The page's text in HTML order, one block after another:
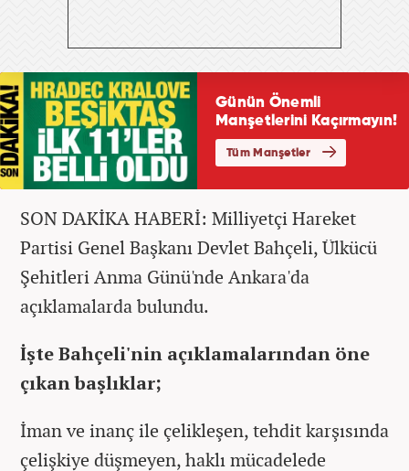
SON DAKİKA HABERİ: Milliyetçi Hareket
Partisi Genel Başkanı Devlet Bahçeli, Ülkücü
Şehitleri Anma Günü'nde Ankara'da
açıklamalarda bulundu.
İşte Bahçeli'nin açıklamalarından öne
çıkan başlıklar;
İman ve inanç ile çelikleşen, tehdit karşısında
çelişkiye düşmeyen, haklı mücadelede